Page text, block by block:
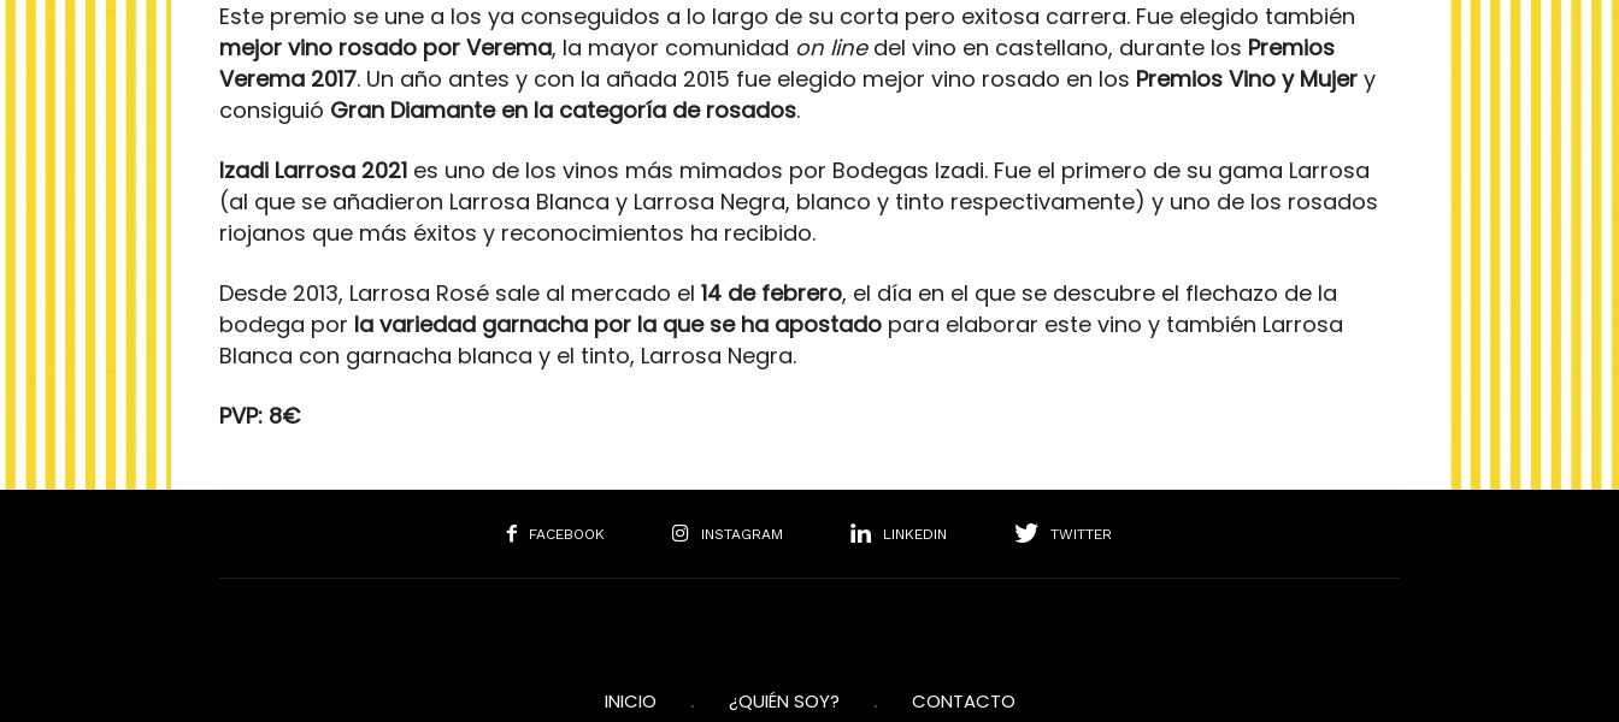
Este premio se une a los ya conseguidos a lo largo de su corta pero exitosa carrera. Fue elegido también
mejor vino rosado por Verema, la mayor comunidad on linedel vino en castellano, durante los Premios
Verema 2017. Un año antes y con la añada 2015 fue elegido mejor vino rosado en los Premios Vino y Mujer y
consiguió Gran Diamante en la categoría de rosados.
Izadi Larrosa 2021 es uno de los vinos más mimados por Bodegas Izadi. Fue el primero de su gama Larrosa
(al que se añadieron Larrosa Blanca y Larrosa Negra, blanco y tinto respectivamente) y uno de los rosados
riojanos que más éxitos y reconocimientos ha recibido.
Desde 2013, Larrosa Rosé sale al mercado el 14 de febrero, el día en el que se descubre el flechazo de la
bodega por la variedad garnacha por la que se ha apostado para elaborar este vino y también Larrosa
Blanca con garnacha blanca y el tinto, Larrosa Negra.
PVP: 8€
FACEBOOK INSTAGRAM LINKEDIN TWITTER
INICIO ¿QUIÉN SOY? CONTACTO